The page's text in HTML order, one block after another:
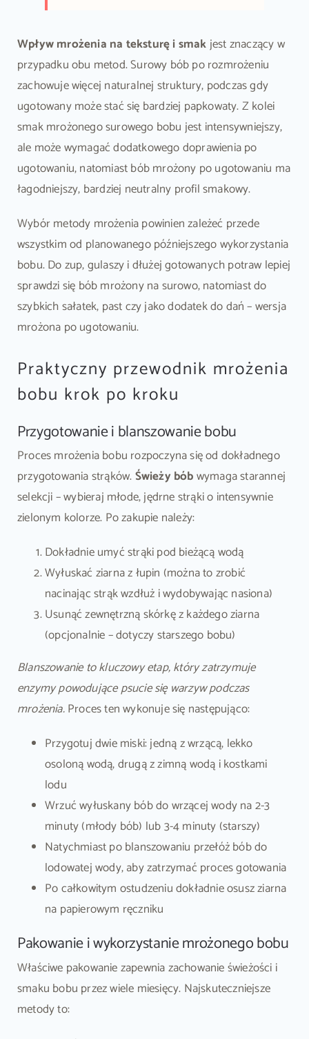
Wpływ mrożenia na teksturę i smakjest znaczący w
przypadku obu metod. Surowy bób po rozmrożeniu
zachowuje więcej naturalnej struktury, podczas gdy
ugotowany może stać się bardziej papkowaty. Z kolei
smak mrożonego surowego bobu jest intensywniejszy,
ale może wymagać dodatkowego doprawienia po
ugotowaniu, natomiast bób mrożony po ugotowaniu ma
łagodniejszy, bardziej neutralny profil smakowy.
Wybór metody mrożenia powinien zależeć przede
wszystkim od planowanego późniejszego wykorzystania
bobu. Do zup, gulaszy i dłużej gotowanych potraw lepiej
sprawdzi się bób mrożony na surowo, natomiast do
szybkich sałatek, past czy jako dodatek do dań – wersja
mrożona po ugotowaniu.
Praktyczny przewodnik mrożenia
bobu krok po kroku
Przygotowanie i blanszowanie bobu
Proces mrożenia bobu rozpoczyna się od dokładnego
przygotowania strąków.Świeży bóbwymaga starannej
selekcji – wybieraj młode, jędrne strąki o intensywnie
zielonym kolorze. Po zakupie należy:
Dokładnie umyć strąki pod bieżącą wodą
Wyłuskać ziarna z łupin (można to zrobić
nacinając strąk wzdłuż i wydobywając nasiona)
Usunąć zewnętrzną skórkę z każdego ziarna
(opcjonalnie – dotyczy starszego bobu)
Blanszowanie to kluczowy etap, który zatrzymuje
enzymy powodujące psucie się warzyw podczas
mrożenia.Proces ten wykonuje się następująco:
Przygotuj dwie miski: jedną z wrzącą, lekko
osoloną wodą, drugą z zimną wodą i kostkami
lodu
Wrzuć wyłuskany bób do wrzącej wody na 2-3
minuty (młody bób) lub 3-4 minuty (starszy)
Natychmiast po blanszowaniu przełóż bób do
lodowatej wody, aby zatrzymać proces gotowania
Po całkowitym ostudzeniu dokładnie osusz ziarna
na papierowym ręczniku
Pakowanie i wykorzystanie mrożonego bobu
Właściwe pakowanie zapewnia zachowanie świeżości i
smaku bobu przez wiele miesięcy. Najskuteczniejsze
metody to: